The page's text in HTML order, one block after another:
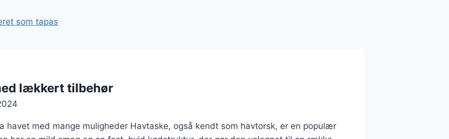
som tapas
lækkert tilbehør
havet med mange muligheder Havtaske, også kendt som havtorsk, er en populær